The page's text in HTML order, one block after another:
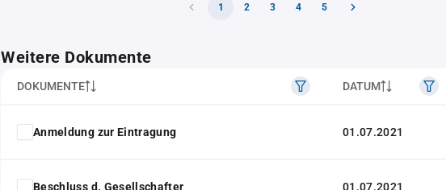
1 2 3 4 5
Weitere Dokumente
DOKUMENTE DATUM
Anmeldung zur Eintragung 01.07.2021
Beschluss d. Gesellschafter 01.07.2021